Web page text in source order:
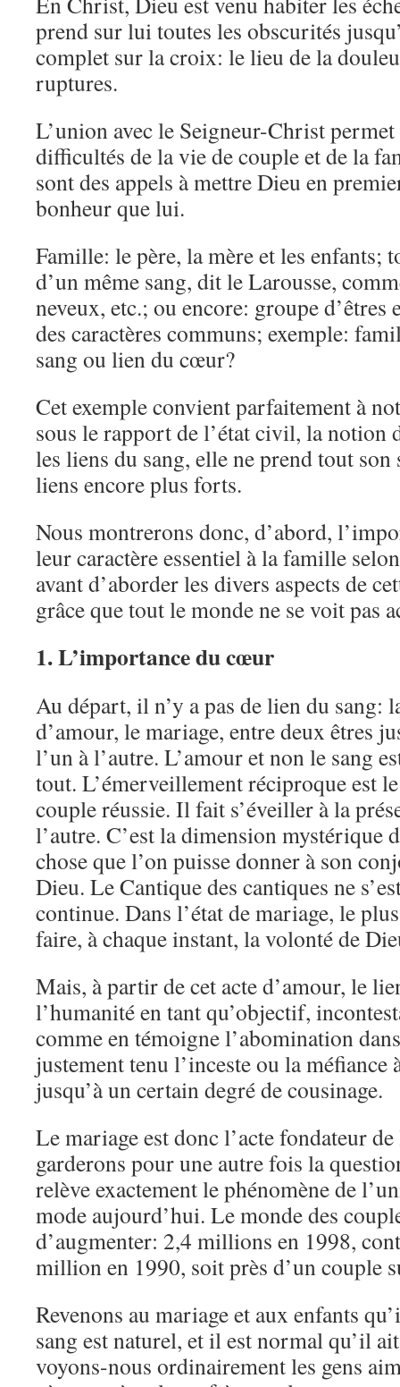
prend sur lui toutes les obscurités
complet sur la croix: le lieu de la
ruptures.
L’union avec le Seigneur-Christ
difficultés de la vie de couple et de la
sont des appels à mettre Dieu en
bonheur que lui.
Famille: le père, la mère et les enfants;
d’un même sang, dit le Larousse,
neveux, etc.; ou encore: groupe d’êtres
des caractères communs; exemple:
sang ou lien du cœur?
Cet exemple convient parfaitement à
sous le rapport de l’état civil, la notion
les liens du sang, elle ne prend tout son
liens encore plus forts.
Nous montrerons donc, d’abord,
leur caractère essentiel à la famille
avant d’aborder les divers aspects de
grâce que tout le monde ne se voit pas
1. L’importance du cœur
Au départ, il n’y a pas de lien du sang:
d’amour, le mariage, entre deux êtres
l’un à l’autre. L’amour et non le sang
tout. L’émerveillement réciproque est
couple réussie. Il fait s’éveiller à la
l’autre. C’est la dimension mystérique
chose que l’on puisse donner à son
Dieu. Le Cantique des cantiques ne
continue. Dans l’état de mariage, le
faire, à chaque instant, la volonté de
Mais, à partir de cet acte d’amour, le
l’humanité en tant qu’objectif,
comme en témoigne l’abomination
justement tenu l’inceste ou la méfiance
jusqu’à un certain degré de cousinage.
Le mariage est donc l’acte fondateur
garderons pour une autre fois la
relève exactement le phénomène de
mode aujourd’hui. Le monde des
d’augmenter: 2,4 millions en 1998,
million en 1990, soit près d’un couple
Revenons au mariage et aux enfants
sang est naturel, et il est normal qu’il
voyons-nous ordinairement les gens